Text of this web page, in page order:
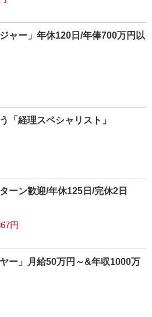
ャー」年休120日/年俸700万円以
「経理スペシャリスト」
ーン歓迎/年休125日/完休2日
円
ー」月給50万円～&年収1000万